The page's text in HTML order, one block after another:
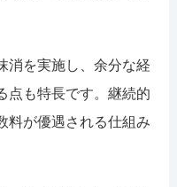
消を実施し、余分な経
点も特長です。継続的
料が優遇される仕組み